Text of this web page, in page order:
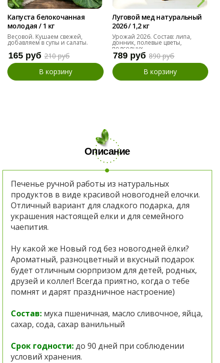
Капуста белокочанная
молодая / 1 кг
Весовой. Кушаем свежей,
добавляем в супы и салаты.
165 руб 210 руб
В корзину
Луговой мед натуральный
2026 / 1,2 кг
Урожай 2026. Состав: липа,
донник, полевые цветы,
подсолнух
789 руб 890 руб
В корзину
Описание
Печенье ручной работы из натуральных
продуктов в виде красивой новогодней елочки.
Отличный вариант для сладкого подарка, для
украшения настоящей елки и для семейного
чаепития.
Ну какой же Новый год без новогодней ёлки?
Ароматный, разноцветный и вкусный подарок
будет отличным сюрпризом для детей, родных,
друзей и коллег! Всегда приятно, когда о тебе
помнят и дарят праздничное настроение)
Состав: мука пшеничная, масло сливочное, яйца,
сахар, сода, сахар ванильный
Срок годности:до 90 дней при соблюдении
условий хранения.